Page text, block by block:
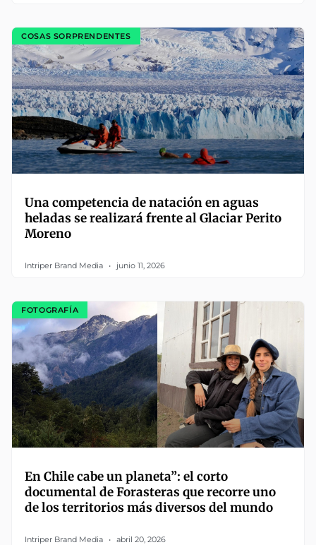
COSAS SORPRENDENTES
Una competencia de natación en aguas
heladas se realizará frente al Glaciar Perito
Moreno
Intriper Brand Media junio 11, 2026
FOTOGRAFÍA
En Chile cabe un planeta”: el corto
documental de Forasteras que recorre uno
de los territorios más diversos del mundo
Intriper Brand Media abril 20, 2026